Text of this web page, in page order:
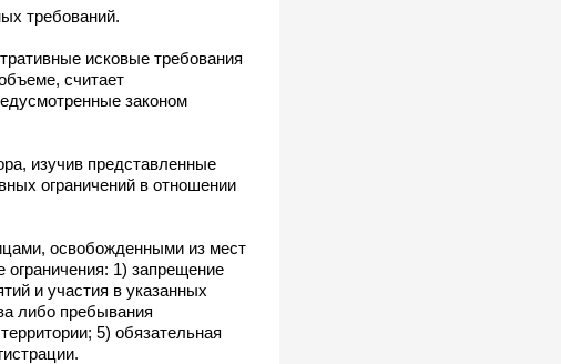
требований.
исковые требования
считает
законом
изучив представленные
ограничений в отношении
освобожденными из мест
1) запрещение
и участия в указанных
либо пребывания
5) обязательная